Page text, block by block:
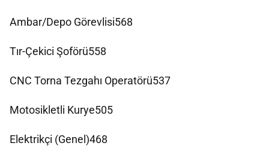
Ambar/Depo Görevlisi568
Tır-Çekici Şoförü558
CNC Torna Tezgahı Operatörü537
Motosikletli Kurye505
Elektrikçi (Genel)468